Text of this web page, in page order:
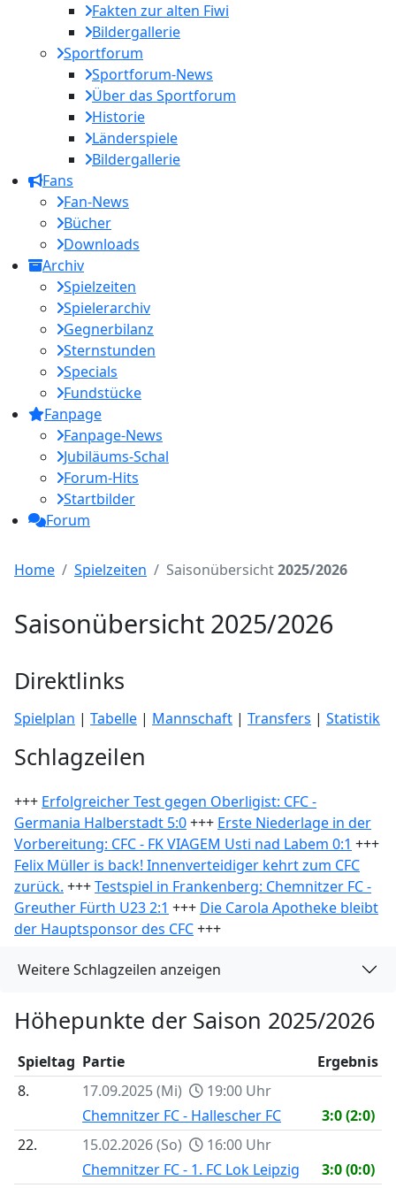
Fakten zur alten Fiwi
Bildergallerie
Sportforum
Sportforum-News
Über das Sportforum
Historie
Länderspiele
Bildergallerie
Fans
Fan-News
Bücher
Downloads
Archiv
Spielzeiten
Spielerarchiv
Gegnerbilanz
Sternstunden
Specials
Fundstücke
Fanpage
Fanpage-News
Jubiläums-Schal
Forum-Hits
Startbilder
Forum
Home Spielzeiten Saisonübersicht2025/2026
Saisonübersicht 2025/2026
Direktlinks
Spielplan | Tabelle | Mannschaft | Transfers | Statistik
Schlagzeilen
+++ Erfolgreicher Test gegen Oberligist: CFC -
Germania Halberstadt 5:0+++ Erste Niederlage in der
Vorbereitung: CFC - FK VIAGEM Usti nad Labem 0:1 +++
Felix Müller is back! Innenverteidiger kehrt zum CFC
zurück. +++Testspiel in Frankenberg: Chemnitzer FC -
Greuther Fürth U23 2:1 +++ Die Carola Apotheke bleibt
der Hauptsponsor des CFC+++
Weitere Schlagzeilen anzeigen
Höhepunkte der Saison 2025/2026
Spieltag Partie
Ergebnis
8.
17.09.2025 (Mi)
19:00 Uhr
Chemnitzer FC - Hallescher FC
3:0 (2:0)
22.
15.02.2026 (So)
16:00 Uhr
Chemnitzer FC - 1. FC Lok Leipzig
3:0 (0:0)